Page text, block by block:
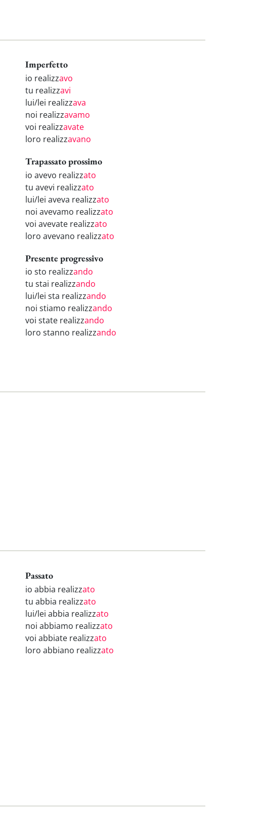
Imperfetto
io realizzavo
tu realizzavi
lui/lei realizzava
noi realizzavamo
voi realizzavate
loro realizzavano
Trapassato prossimo
io avevo realizzato
tu avevi realizzato
lui/lei aveva realizzato
noi avevamo realizzato
voi avevate realizzato
loro avevano realizzato
Presente progressivo
io sto realizzando
tu stai realizzando
lui/lei sta realizzando
noi stiamo realizzando
voi state realizzando
loro stanno realizzando
Passato
io abbia realizzato
tu abbia realizzato
lui/lei abbia realizzato
noi abbiamo realizzato
voi abbiate realizzato
loro abbiano realizzato